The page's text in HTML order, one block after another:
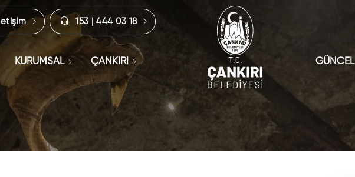
İletişim 153 | 444 03 18
KURUMSAL ÇANKIRI GÜNCEL